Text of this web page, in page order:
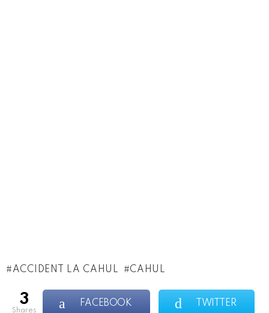
ACCIDENT LA CAHUL CAHUL
3
shares
FACEBOOK TWITTER